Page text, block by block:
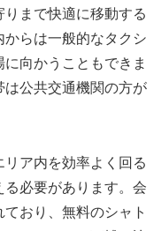
まで快適に移動する
らは一般的なタクシ
向かうこともできま
公共交通機関の方が
ア内を効率よく回る
必要があります。会
おり、無料のシャト